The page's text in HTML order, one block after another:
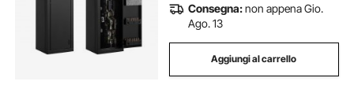
Consegna:non appena Gio.
Ago. 13
Aggiungi al carrello